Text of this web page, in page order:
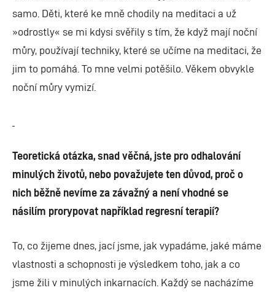
samo. Děti, které ke mně chodily na meditaci a už
»odrostly« se mi kdysi svěřily s tím, že když mají noční
můry, používají techniky, které se učíme na meditaci, že
jim to pomáhá. To mne velmi potěšilo. Věkem obvykle
noční můry vymizí.
Teoretická otázka, snad věčná, jste pro odhalování
minulých životů, nebo považujete ten důvod, proč o
nich běžně nevíme za závažný a není vhodné se
násilím prorypovat například regresní terapií?
To, co žijeme dnes, jací jsme, jak vypadáme, jaké máme
vlastnosti a schopnosti je výsledkem toho, jak a co
jsme žili v minulých inkarnacích. Každý se nacházíme